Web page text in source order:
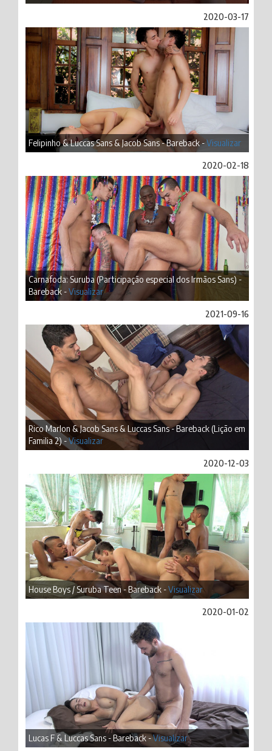
2020-03-17
Felipinho & Luccas Sans & Jacob Sans - Bareback -Visualizar
2020-02-18
Carnafoda: Suruba (Participação especial dos Irmãos Sans) -
Bareback -Visualizar
2021-09-16
Rico Marlon & Jacob Sans & Luccas Sans - Bareback (Lição em
Familia 2) -Visualizar
2020-12-03
House Boys / Suruba Teen - Bareback -Visualizar
2020-01-02
Lucas F & Luccas Sans - Bareback -Visualizar